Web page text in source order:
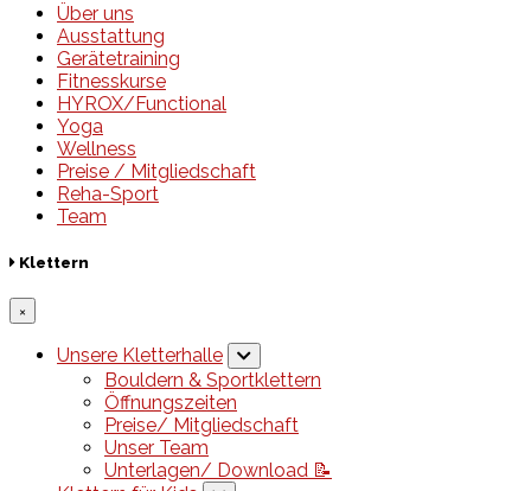
Über uns
Ausstattung
Gerätetraining
Fitnesskurse
HYROX/Functional
Yoga
Wellness
Preise / Mitgliedschaft
Reha-Sport
Team
Klettern
×
Unsere Kletterhalle
Bouldern & Sportklettern
Öffnungszeiten
Preise/ Mitgliedschaft
Unser Team
Unterlagen/ Download 📝